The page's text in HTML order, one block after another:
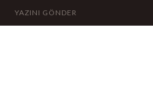
YAZINI GÖNDER